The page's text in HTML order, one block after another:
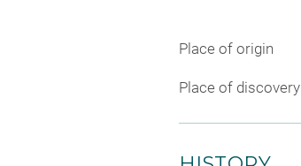
Place of origin
Place of discovery